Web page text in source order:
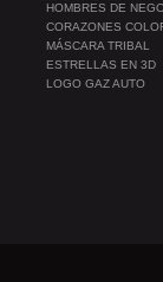
HOMBRES DE
CORAZONES
MÁSCARA TRIBAL
ESTRELLAS EN 3D
LOGO GAZ AUTO